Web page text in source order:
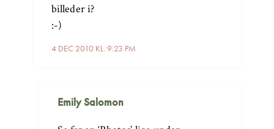
4 DEC 2010 KL. 9:23 PM
billeder i?
:-)
Emily Salomon